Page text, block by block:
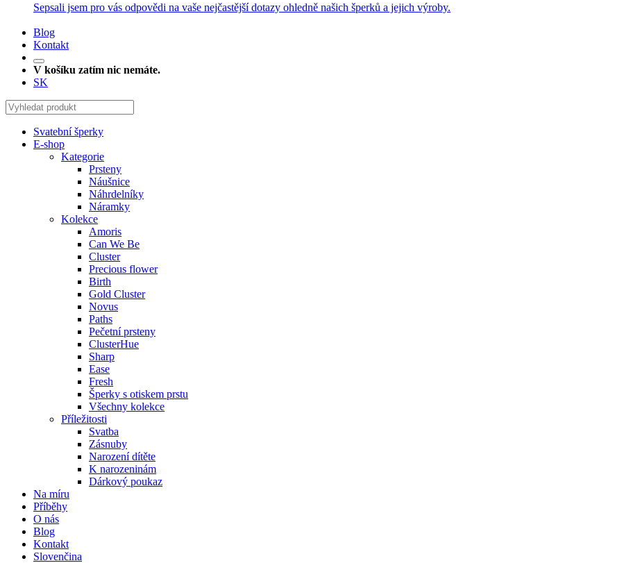
Sepsali jsem pro vás odpovědi na vaše nejčastější dotazy ohledně našich šperků a jejich výroby.
Blog
Kontakt
V košíku zatím nic nemáte.
SK
Svatební šperky
E-shop
Kategorie
Prsteny
Náušnice
Náhrdelníky
Náramky
Kolekce
Amoris
Can We Be
Cluster
Precious flower
Birth
Gold Cluster
Novus
Paths
Pečetní prsteny
ClusterHue
Sharp
Ease
Fresh
Šperky s otiskem prstu
Všechny kolekce
Příležitosti
Svatba
Zásnuby
Narození dítěte
K narozeninám
Dárkový poukaz
Na míru
Příběhy
O nás
Blog
Kontakt
Slovenčina